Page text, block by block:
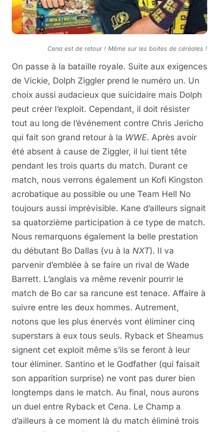
Cena est de retour ! Même sur les boites de céréales !
On passe à la bataille royale. Suite aux exigences
de Vickie, Dolph Ziggler prend le numéro un. Un
choix aussi audacieux que suicidaire mais Dolph
peut créer l’exploit. Cependant, il doit résister
tout au long de l’événement contre Chris Jericho
qui fait son grand retour à la WWE. Après avoir
été absent à cause de Ziggler, il lui tient tête
pendant les trois quarts du match. Durant ce
match, nous verrons également un Kofi Kingston
acrobatique au possible ou une Team Hell No
toujours aussi imprévisible. Kane d’ailleurs signait
sa quatorzième participation à ce type de match.
Nous remarquons également la belle prestation
du débutant Bo Dallas (vu à la NXT). Il va
parvenir d’emblée à se faire un rival de Wade
Barrett. L’anglais va même revenir pourrir le
match de Bo car sa rancune est tenace. Affaire à
suivre entre les deux hommes. Autrement,
notons que les plus énervés vont éliminer cinq
superstars à eux tous seuls. Ryback et Sheamus
signent cet exploit même s’ils se feront à leur
tour éliminer. Santino et le Godfather (qui faisait
son apparition surprise) ne vont pas durer bien
longtemps dans le match. Au final, nous aurons
un duel entre Ryback et Cena. Le Champ a
d’ailleurs à ce moment là du match éliminé trois